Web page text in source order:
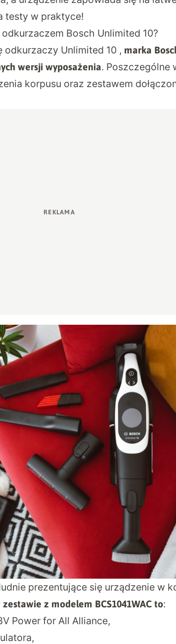
testy w praktyce!
Bosch Unlimited 10?
odkurzaczy Unlimited 10 , marka
wersji wyposażenia. Poszczególne
korpusu oraz zestawem
prezentujące się urządzenie w
z modelem BCS1041WAC to:
Power for All Alliance,